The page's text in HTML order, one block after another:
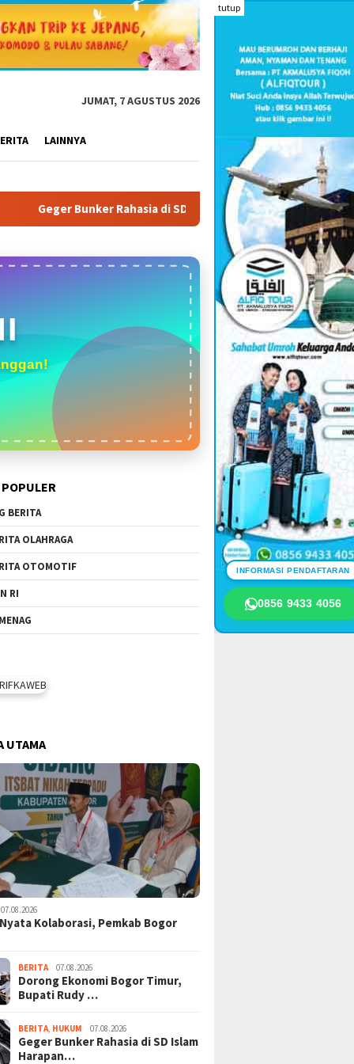
tutup
INFORMASI PENDAFTARAN
0856 9433 4056
JUMAT, 7 AGUSTUS 2026
LAINNYA
di SD Islam Harapan Ibu Kebayoran Lama: 995 Senjata Api,
BERITA
OLAHRAGA
OTOMOTIF
RI
UTAMA
07.08.2026
Kolaborasi, Pemkab Bogor
BERITA 07.08.2026
Dorong Ekonomi Bogor Timur,
Bupati Rudy …
BERITA, HUKUM 07.08.2026
Geger Bunker Rahasia di SD Islam
Harapan…